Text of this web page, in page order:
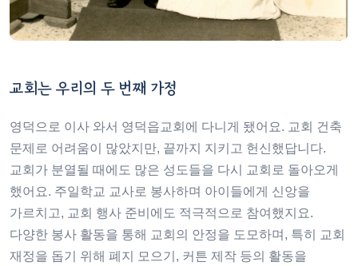
교회는 우리의 두 번째 가정
영덕으로 이사 와서 영덕읍교회에 다니게 됐어요. 교회 건축
문제로 어려움이 많았지만, 끝까지 지키고 헌신했답니다.
교회가 분열될 때에도 많은 성도들을 다시 교회로 돌아오게
했어요. 주일학교 교사로 봉사하며 아이들에게 신앙을
가르치고, 교회 행사 준비에도 적극적으로 참여했지요.
다양한 봉사 활동을 통해 교회의 안정을 도모하며, 특히 교회
재정을 돕기 위해 폐지 모으기, 커튼 제작 등의 활동을